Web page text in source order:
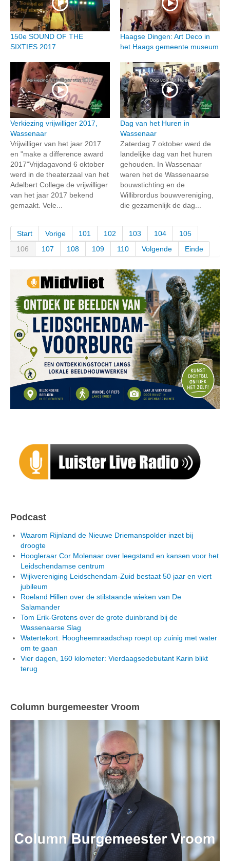
150e SOUND OF THE
SIXTIES 2017
Haagse Dingen: Art Deco in
het Haags gemeente museum
Verkiezing vrijwilliger 2017,
Wassenaar
Vrijwilliger van het jaar 2017
en "make a difference award
2017"Vrijdagavond 6 oktober
werd in de theaterzaal van het
Adelbert College de vrijwilliger
van het jaar 2017 bekend
gemaakt. Vele...
Dag van het Huren in
Wassenaar
Zaterdag 7 oktober werd de
landelijke dag van het huren
gehouden. In Wassenaar
waren het de Wassenaarse
bouwstichting en de
Willibrordus bouwvereniging,
die gezamenlijk de dag...
Start Vorige 101 102 103 104
105
106
107 108 109 110 Volgende Einde
Podcast
Waarom Rijnland de Nieuwe Driemanspolder inzet bij
droogte
Hoogleraar Cor Molenaar over leegstand en kansen voor het
Leidschendamse centrum
Wijkvereniging Leidschendam-Zuid bestaat 50 jaar en viert
jubileum
Roeland Hillen over de stilstaande wieken van De
Salamander
Tom Erik-Grotens over de grote duinbrand bij de
Wassenaarse Slag
Watertekort: Hoogheemraadschap roept op zuinig met water
om te gaan
Vier dagen, 160 kilometer: Vierdaagsedebutant Karin blikt
terug
Column burgemeester Vroom